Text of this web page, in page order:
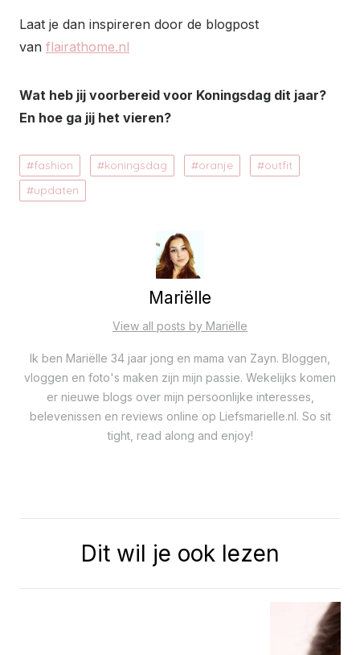
Laat je dan inspireren door de blogpost
van flairathome.nl
Wat heb jij voorbereid voor Koningsdag dit jaar?
En hoe ga jij het vieren?
fashion koningsdag oranje
outfit
updaten
Mariëlle
View all posts by Mariëlle
Ik ben Mariëlle 34 jaar jong en mama van Zayn. Bloggen,
vloggen en foto's maken zijn mijn passie. Wekelijks komen
er nieuwe blogs over mijn persoonlijke interesses,
belevenissen en reviews online op Liefsmarielle.nl. So sit
tight, read along and enjoy!
Dit wil je ook lezen